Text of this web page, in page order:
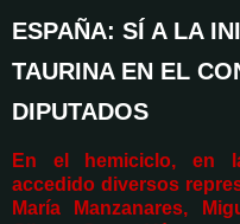
ESPAÑA: SÍ A LA
TAURINA EN EL
DIPUTADOS
En el hemiciclo, en
accedidodiversos
María Manzanares,